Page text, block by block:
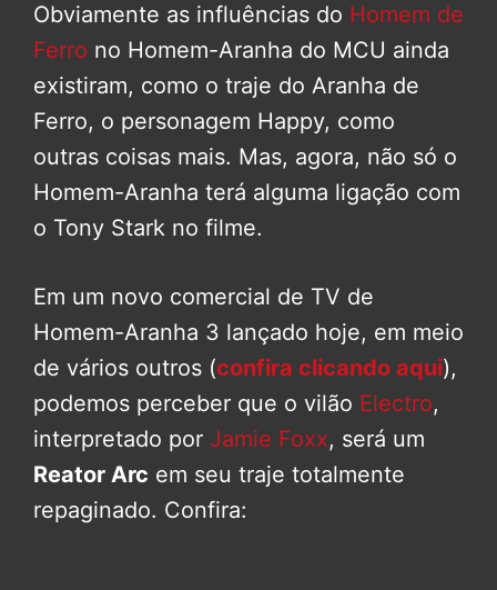
Obviamente as influências do Homem de
Ferro no Homem-Aranha do MCU ainda
existiram, como o traje do Aranha de
Ferro, o personagem Happy, como
outras coisas mais. Mas, agora, não só o
Homem-Aranha terá alguma ligação com
o Tony Stark no filme.
Em um novo comercial de TV de
Homem-Aranha 3 lançado hoje, em meio
de vários outros (confira clicando aqui),
podemos perceber que o vilão Electro,
interpretado por Jamie Foxx, será um
Reator Arc em seu traje totalmente
repaginado. Confira: